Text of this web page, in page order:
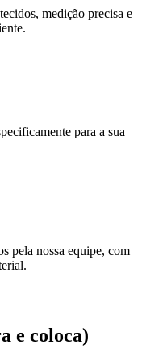
medição precisa e
para a sua
pela nossa equipe, com
e coloca)